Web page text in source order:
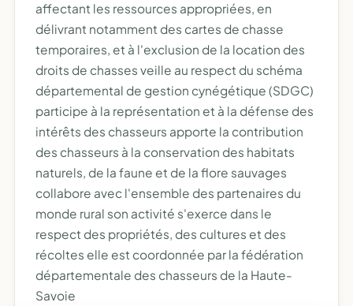
affectant les ressources appropriées, en
délivrant notamment des cartes de chasse
temporaires, et à l'exclusion de la location des
droits de chasses veille au respect du schéma
départemental de gestion cynégétique (SDGC)
participe à la représentation et à la défense des
intérêts des chasseurs apporte la contribution
des chasseurs à la conservation des habitats
naturels, de la faune et de la flore sauvages
collabore avec l'ensemble des partenaires du
monde rural son activité s'exerce dans le
respect des propriétés, des cultures et des
récoltes elle est coordonnée par la fédération
départementale des chasseurs de la Haute-
Savoie